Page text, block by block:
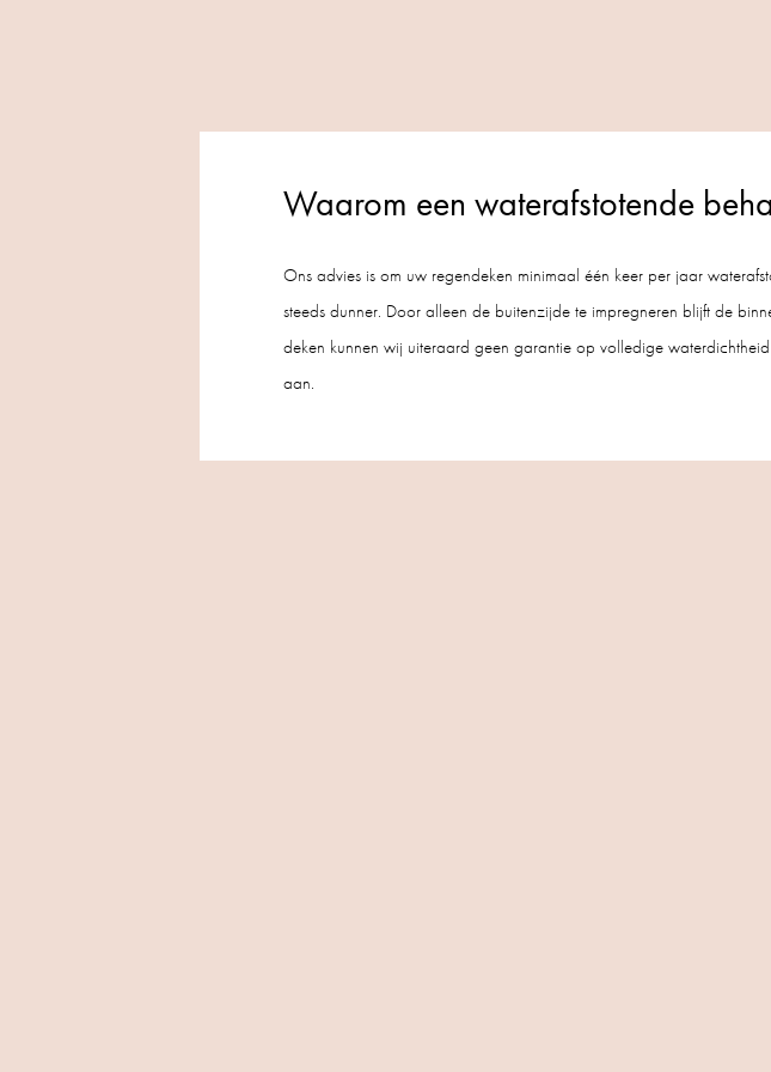
Waarom een waterafstotende
Ons advies is om uw regendeken minimaal één keer per jaar
steeds dunner. Door alleen de buitenzijde te impregneren blijft de
deken kunnen wij uiteraard geen garantie op volledige
aan.